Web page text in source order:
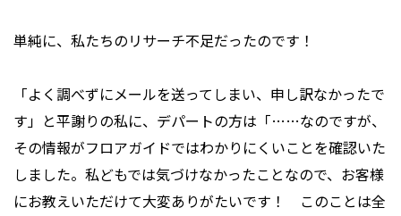
単純に、私たちのリサーチ不足だったのです！
「よく調べずにメールを送ってしまい、申し訳なかったで
す」と平謝りの私に、デパートの方は「……なのですが、
その情報がフロアガイドではわかりにくいことを確認いた
しました。私どもでは気づけなかったことなので、お客様
にお教えいただけて大変ありがたいです！ このことは全